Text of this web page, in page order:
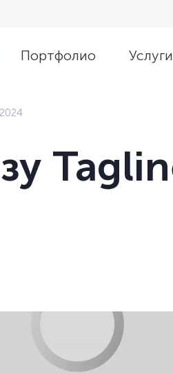
Портфолио Услуги